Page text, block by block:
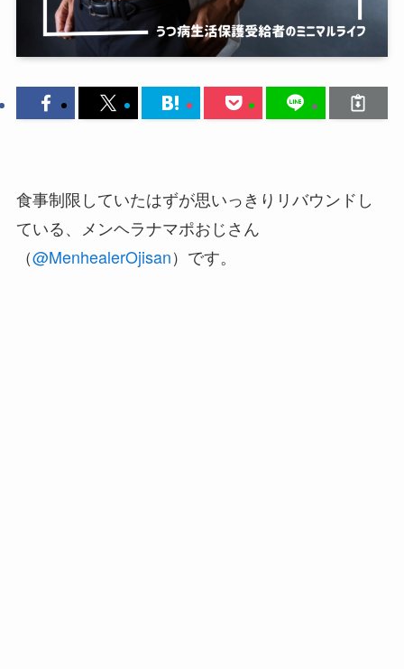
食事制限していたはずが思いっきりリバウンドし
ている、メンヘラナマポおじさん
（@MenhealerOjisan）です。